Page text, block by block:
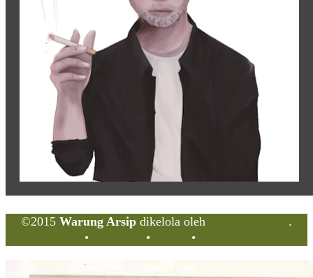
©2015 Warung Arsip dikelola oleh
.
• • •